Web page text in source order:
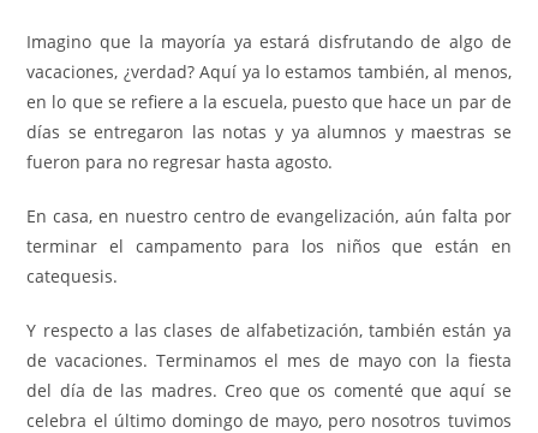
Imagino que la mayoría ya estará disfrutando de algo de
vacaciones, ¿verdad? Aquí ya lo estamos también, al menos,
en lo que se refiere a la escuela, puesto que hace un par de
días se entregaron las notas y ya alumnos y maestras se
fueron para no regresar hasta agosto.
En casa, en nuestro centro de evangelización, aún falta por
terminar el campamento para los niños que están en
catequesis.
Y respecto a las clases de alfabetización, también están ya
de vacaciones. Terminamos el mes de mayo con la fiesta
del día de las madres. Creo que os comenté que aquí se
celebra el último domingo de mayo, pero nosotros tuvimos